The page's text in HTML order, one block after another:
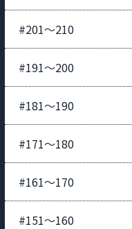
#201〜210
#191〜200
#181〜190
#171〜180
#161〜170
#151〜160